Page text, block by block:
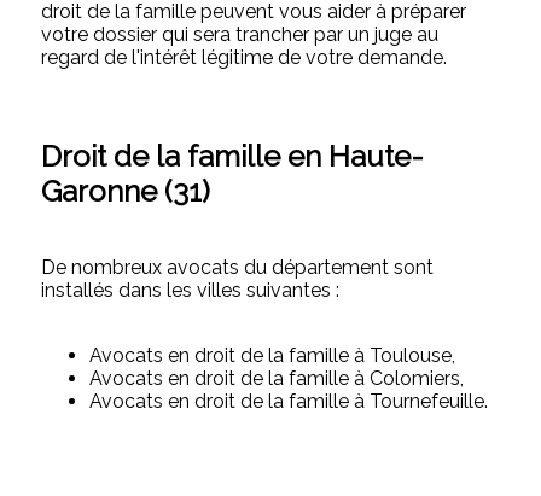
droit de la famille peuvent vous aider à préparer
votre dossier qui sera trancher par un juge au
regard de l'intérêt légitime de votre demande.
Droit de la famille en Haute-
Garonne (31)
De nombreux avocats du département sont
installés dans les villes suivantes :
Avocats en droit de la famille à Toulouse,
Avocats en droit de la famille à Colomiers,
Avocats en droit de la famille à Tournefeuille.